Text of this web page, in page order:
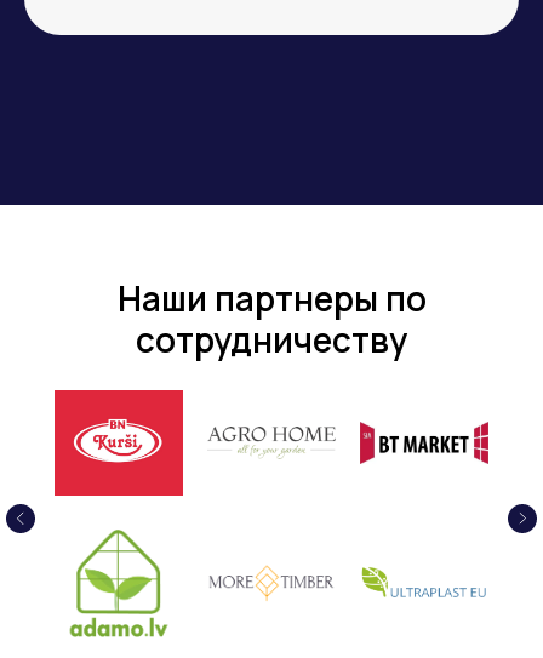
Наши партнеры по
сотрудничеству